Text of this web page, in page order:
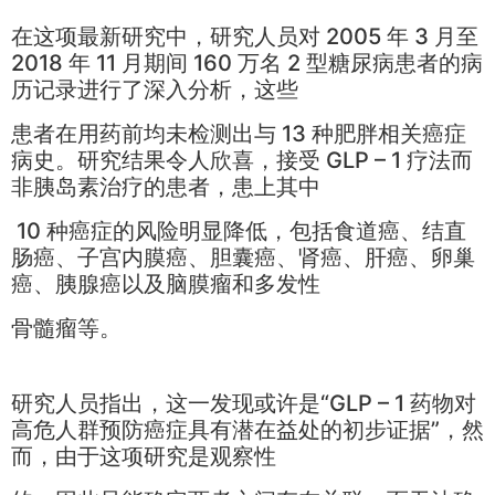
在这项最新研究中，研究人员对 2005 年 3 月至
2018 年 11 月期间 160 万名 2 型糖尿病患者的病
历记录进行了深入分析，这些
患者在用药前均未检测出与 13 种肥胖相关癌症
病史。研究结果令人欣喜，接受 GLP – 1 疗法而
非胰岛素治疗的患者，患上其中
10 种癌症的风险明显降低，包括食道癌、结直
肠癌、子宫内膜癌、胆囊癌、肾癌、肝癌、卵巢
癌、胰腺癌以及脑膜瘤和多发性
骨髓瘤等。
研究人员指出，这一发现或许是“GLP – 1 药物对
高危人群预防癌症具有潜在益处的初步证据”，然
而，由于这项研究是观察性